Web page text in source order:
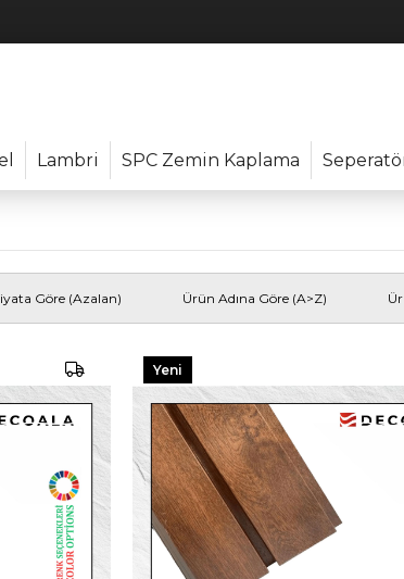
Lambri SPC Zemin Kaplama
Göre (Azalan) Ürün Adına Göre (A>Z)
Yeni